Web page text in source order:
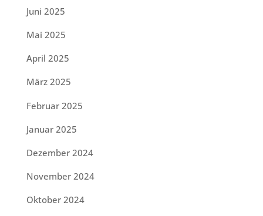
Juni 2025
Mai 2025
April 2025
März 2025
Februar 2025
Januar 2025
Dezember 2024
November 2024
Oktober 2024